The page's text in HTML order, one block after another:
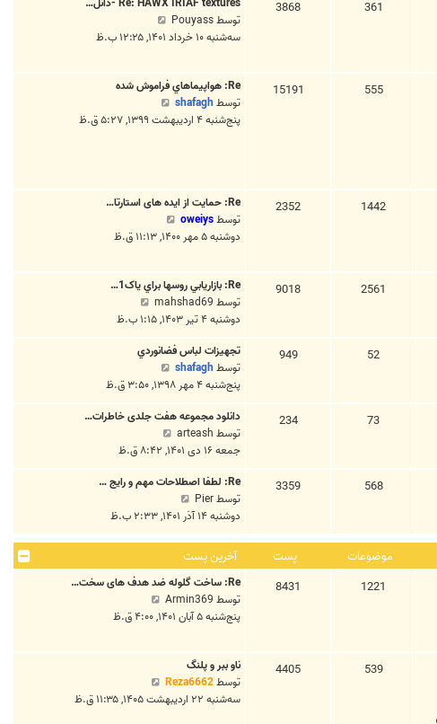
ی
ن
پ
ت
د
ا
ر
ی
پ
361
3868
توسطPouyass
ش
ه
د
ا
ن
پ
ت
سه‌شنبه ۱۰ خرداد ۱۴۰۱, ۱۲:۲۵ ب.ظ
555
15191
Re: هواپيماهاي فراموش شده
توسط shafagh
ش
ه
ا
ر
ن
پ
س
ت
پنج‌شنبه ۴ اردیبهشت ۱۳۹۹, ۵:۲۷ ق.ظ
1442
2352
Re: حمایت از ایده های استارتا…
توسطoweiys
ش
ه
د
ه
ا
خ
ر
ی
ن
پ
س
ت
دوشنبه ۵ مهر ۱۴۰۰, ۱۱:۱۳ ق.ظ
2561
9018
Re: بازاريابي روسها براي ياک1…
توسط mahshad69
ش
ا
ه
ه
ا
خ
ی
ن
پ
ت
دوشنبه ۴ تیر ۱۴۰۳, ۱:۱۵ ب.ظ
52
949
تجهيزات لباس فضانوردي
توسط shafagh
ش
ا
ه
ه
ا
خ
ی
ن
س
ت
پنج‌شنبه ۴ مهر ۱۳۹۸, ۳:۵۰ ق.ظ
73
234
دانلود مجموعه هفت جلدی خاطرات…
توسط arteash
ش
ا
ه
ه
ا
ر
ی
ن
پ
ت
جمعه ۱۶ دی ۱۴۰۱, ۸:۴۲ ق.ظ
568
3359
Re: لطفا اصطلاحات مهم و رايج …
توسطPier
ش
ا
د
ه
ا
خ
ی
پ
س
دوشنبه ۱۴ آذر ۱۴۰۱, ۲:۳۳ ب.ظ
موضوعات پست آخرین پست
1221
8431
Re: ساخت گلوله ضد هدف های سخت…
توسط Armin369
ش
ه
ا
پنج‌شنبه ۵ آبان ۱۴۰۱, ۴:۰۰ ق.ظ
539
4405
ناو ببر و پلنگ
توسطReza6662
ش
سه‌شنبه ۲۲ اردیبهشت ۱۴۰۵, ۱۱:۳۵ ق.ظ